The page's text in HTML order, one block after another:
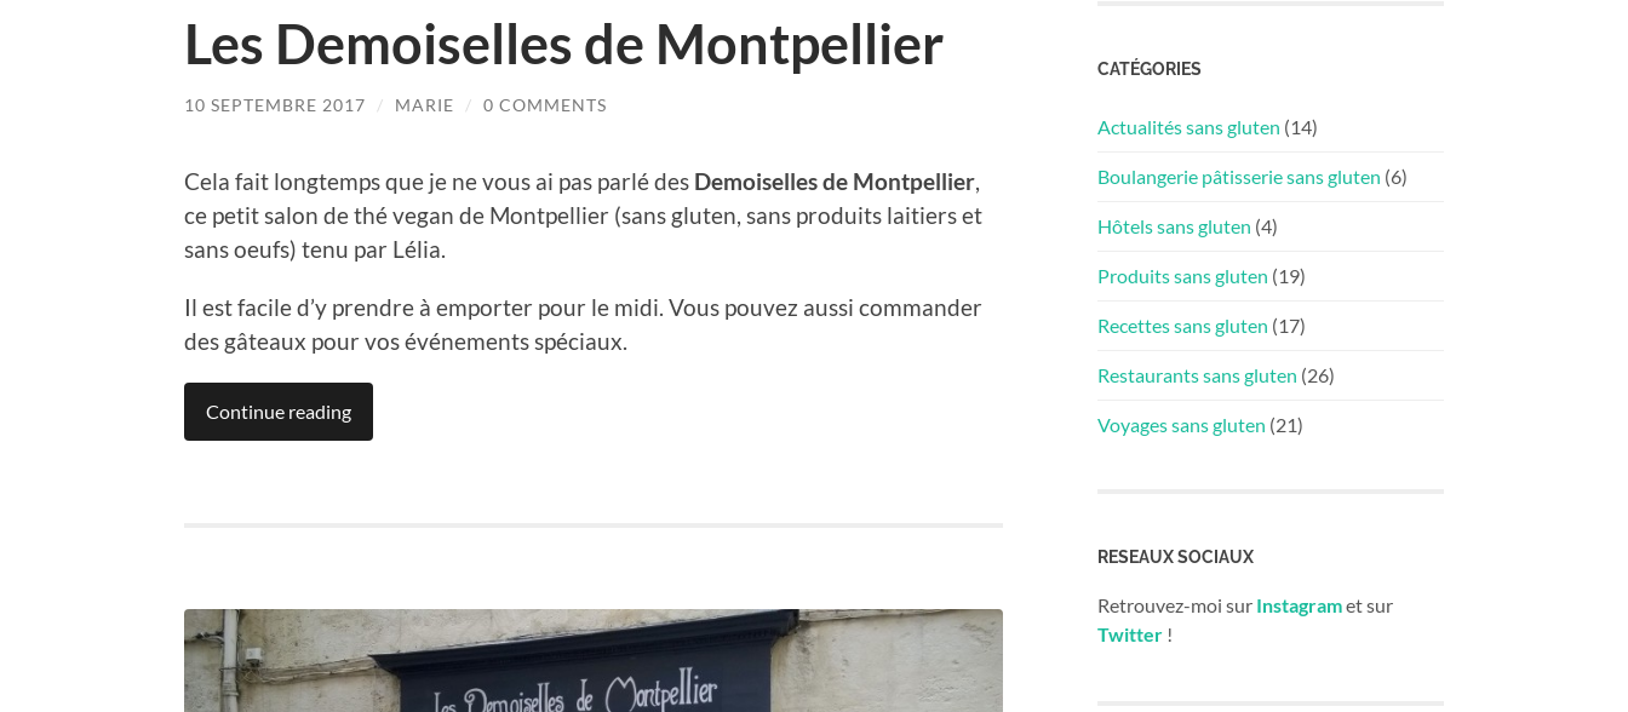
Les Demoiselles de Montpellier
10 SEPTEMBRE 2017 / MARIE / 0 COMMENTS
Cela fait longtemps que je ne vous ai pas parlé des Demoiselles de Montpellier,
ce petit salon de thé vegan de Montpellier (sans gluten, sans produits laitiers et
sans oeufs) tenu par Lélia.
Il est facile d’y prendre à emporter pour le midi. Vous pouvez aussi commander
des gâteaux pour vos événements spéciaux.
Continue reading
CATÉGORIES
Actualités sans gluten (14)
Boulangerie pâtisserie sans gluten (6)
Hôtels sans gluten (4)
Produits sans gluten (19)
Recettes sans gluten (17)
Restaurants sans gluten (26)
Voyages sans gluten (21)
RESEAUX SOCIAUX
Retrouvez-moi sur Instagramet sur
Twitter !